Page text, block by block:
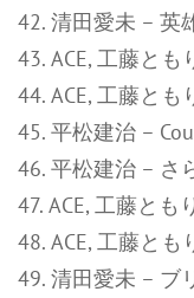
42. 清田愛未 – 英
43. ACE, 工藤と
44. ACE, 工藤と
45. 平松建治 –
46. 平松建治 – さ
47. ACE, 工藤とも
48. ACE, 工藤とも
49. 清田愛未 – ブ